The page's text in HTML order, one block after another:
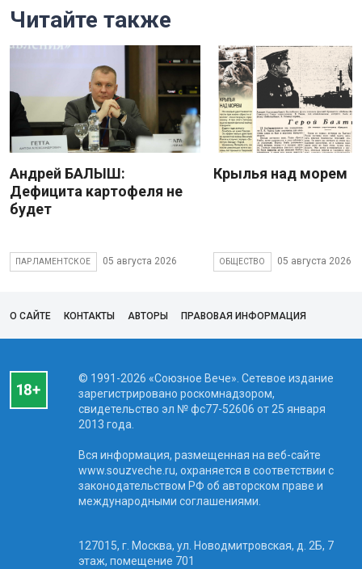
Читайте также
Андрей БАЛЫШ:
Дефицита картофеля не
будет
ПАРЛАМЕНТСКОЕ 05 августа 2026
Крылья над морем
ОБЩЕСТВО 05 августа 2026
О САЙТЕ КОНТАКТЫ АВТОРЫ ПРАВОВАЯ ИНФОРМАЦИЯ
© 1991-2026 «Союзное Вече». Сетевое издание
зарегистрировано роскомнадзором,
свидетельство эл № фc77-52606 от 25 января
2013 года.
Вся информация, размещенная на веб-сайте
www.souzveche.ru, охраняется в соответствии с
законодательством РФ об авторском праве и
международными соглашениями.
127015, г. Москва, ул. Новодмитровская, д. 2Б, 7
этаж, помещение 701